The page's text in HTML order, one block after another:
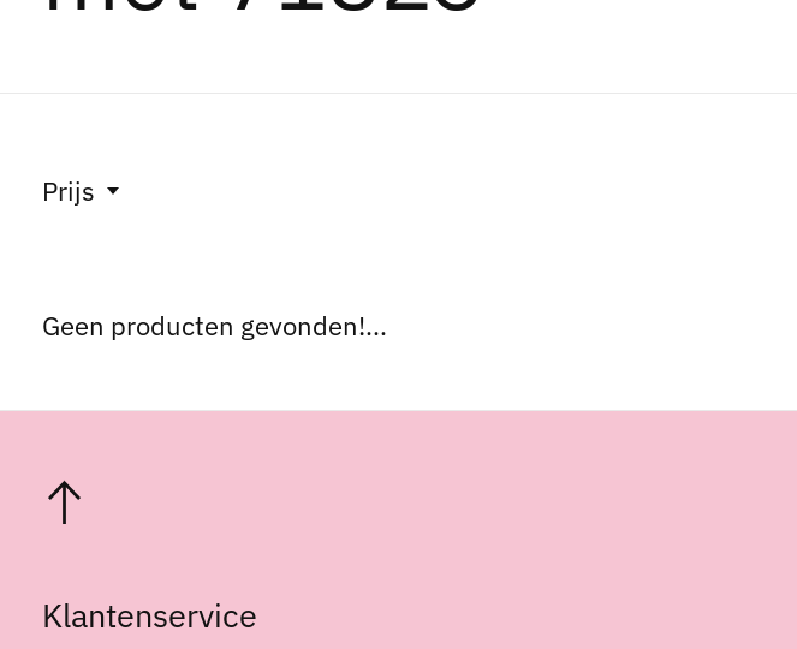
Prijs
Geen producten gevonden!...
Klantenservice